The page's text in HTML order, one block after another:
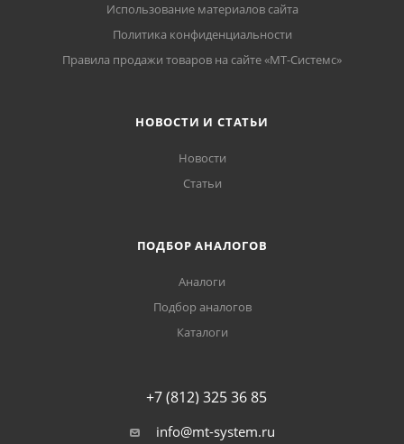
Использование материалов сайта
Политика конфиденциальности
Правила продажи товаров на сайте «МТ-Системс»
НОВОСТИ И СТАТЬИ
Новости
Статьи
ПОДБОР АНАЛОГОВ
Аналоги
Подбор аналогов
Каталоги
+7 (812) 325 36 85
info@mt-system.ru